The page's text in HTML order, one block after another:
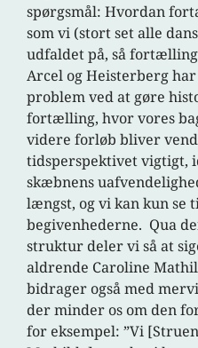
spørgsmål: Hvordan
som vi (stort set alle
udfaldet på, så
Arcel og Heisterberg
problem ved at gøre
fortælling, hvor vores
videre forløb bliver
tidsperspektivet vigtigt,
skæbnens
længst, og vi kan kun se
begivenhederne. Qua
struktur deler vi så at
aldrende Caroline
bidrager også med
der minder os om den
for eksempel: ”Vi